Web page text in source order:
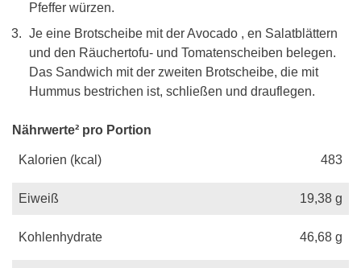
Pfeffer würzen.
Je eine Brotscheibe mit der Avocado , en Salatblättern
und den Räuchertofu- und Tomatenscheiben belegen.
Das Sandwich mit der zweiten Brotscheibe, die mit
Hummus bestrichen ist, schließen und drauflegen.
Nährwerte² pro Portion
Kalorien (kcal) 483
Eiweiß 19,38 g
Kohlenhydrate 46,68 g